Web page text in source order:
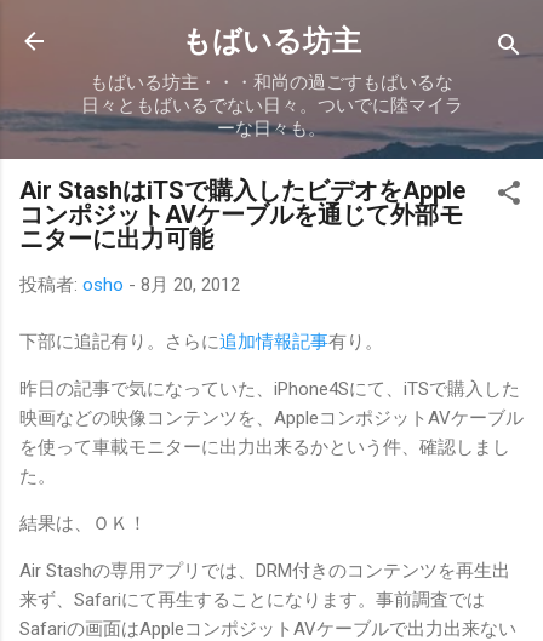
スキップしてメイン コンテンツに移動
もばいる坊主
もばいる坊主・・・和尚の過ごすもばいるな
日々ともばいるでない日々。ついでに陸マイラ
ーな日々も。
Air StashはiTSで購入したビデオをApple
コンポジットAVケーブルを通じて外部モ
ニターに出力可能
投稿者: osho - 8月 20, 2012
下部に追記有り。さらに追加情報記事有り。
昨日の記事で気になっていた、iPhone4Sにて、iTSで購入した
映画などの映像コンテンツを、AppleコンポジットAVケーブル
を使って車載モニターに出力出来るかという件、確認しまし
た。
結果は、ＯＫ！
Air Stashの専用アプリでは、DRM付きのコンテンツを再生出
来ず、Safariにて再生することになります。事前調査では
Safariの画面はAppleコンポジットAVケーブルで出力出来ない